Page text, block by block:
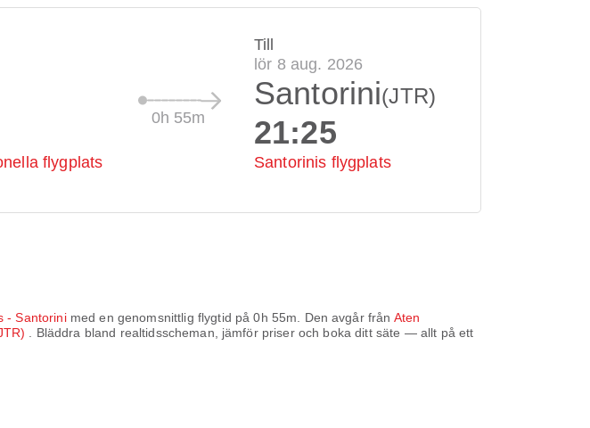
flygplats
0h 55m
Till
lör 8 aug. 2026
Santorini(JTR)
21:25
Santorinis flygplats
- Santorinimed en genomsnittlig flygtid på0h 55m . Den avgår från Aten
. Bläddra bland realtidsscheman, jämför priser och boka ditt säte — allt på ett